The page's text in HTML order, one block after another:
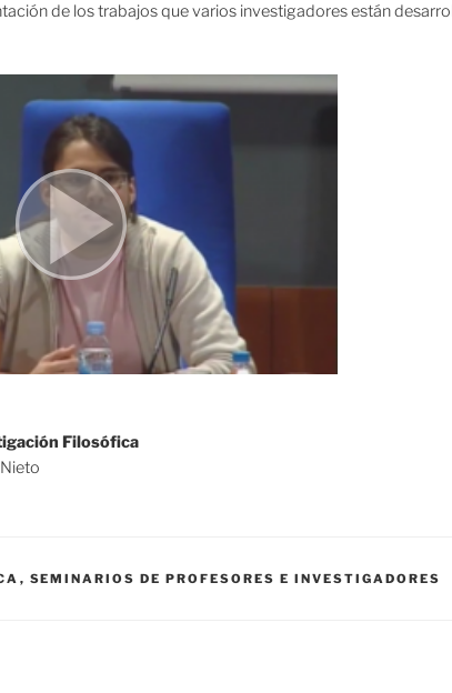
de los trabajos que varios investigadores están
Filosófica
, SEMINARIOS DE PROFESORES E INVESTIGADORES